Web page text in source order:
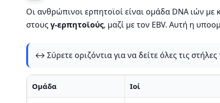
Οι ανθρώπινοι ερπητοϊοί είναι ομάδα DNA ιών με
στουςγ-ερπητοϊούς, μαζί με τον EBV. Αυτή η
↔️ Σύρετε οριζόντια για να δείτε όλες τις
Ομάδα Ιοί